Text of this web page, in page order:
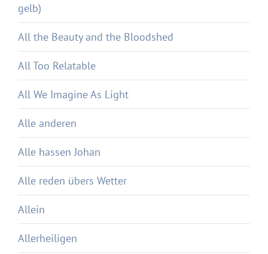
gelb)
All the Beauty and the Bloodshed
All Too Relatable
All We Imagine As Light
Alle anderen
Alle hassen Johan
Alle reden übers Wetter
Allein
Allerheiligen